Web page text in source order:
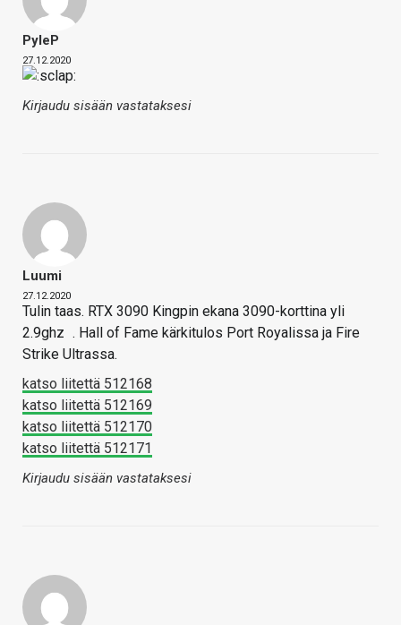
PyleP
27.12.2020
Kirjaudu sisään vastataksesi
Luumi
27.12.2020
Tulin taas. RTX 3090 Kingpin ekana 3090-korttina yli
2.9ghz . Hall of Fame kärkitulos Port Royalissa ja Fire
Strike Ultrassa.
katso liitettä 512168
katso liitettä 512169
katso liitettä 512170
katso liitettä 512171
Kirjaudu sisään vastataksesi